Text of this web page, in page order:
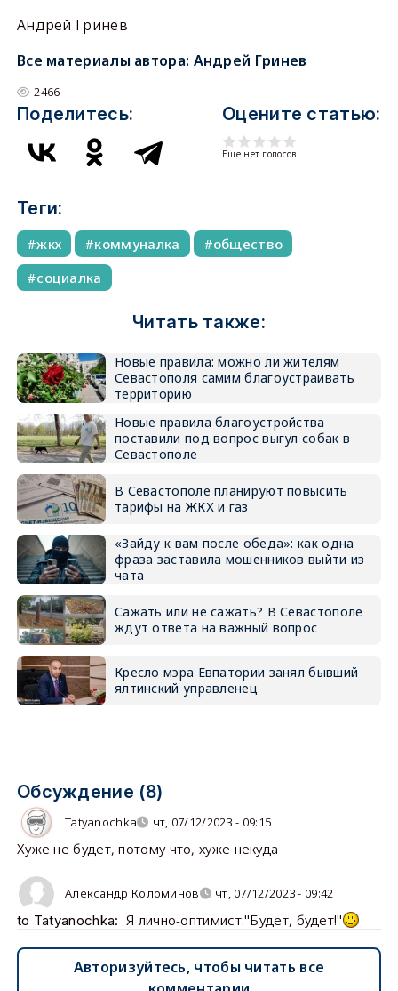
Андрей Гринев
Все материалы автора: Андрей Гринев
2466
Поделитесь: Оцените статью:
Еще нет голосов
Теги:
жкх коммуналка
общество
социалка
Читать также:
Новые правила: можно ли жителям
Севастополя самим благоустраивать
территорию
Новые правила благоустройства
поставили под вопрос выгул собак в
Севастополе
В Севастополе планируют повысить
тарифы на ЖКХ и газ
«Зайду к вам после обеда»: как одна
фраза заставила мошенников выйти из
чата
Сажать или не сажать? В Севастополе
ждут ответа на важный вопрос
Кресло мэра Евпатории занял бывший
ялтинский управленец
Обсуждение (8)
Tatyanochka чт, 07/12/2023 - 09:15
Хуже не будет, потому что, хуже некуда
Александр Коломинов чт, 07/12/2023 - 09:42
to Tatyanochka: Я лично-оптимист:"Будет, будет!"
Авторизуйтесь, чтобы читать все